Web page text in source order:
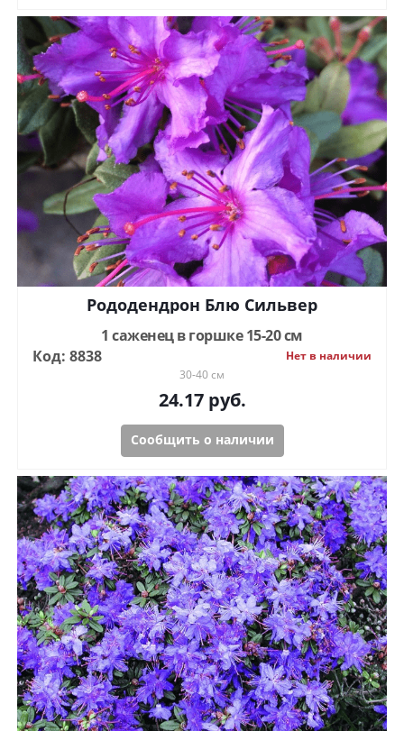
Рододендрон Блю Сильвер
1 саженец в горшке 15-20 см
Код: 8838
Нет в наличии
30-40 см
24.17руб.
Сообщить о наличии